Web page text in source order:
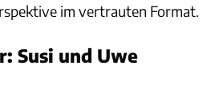
im vertrauten Format.
Susi und Uwe